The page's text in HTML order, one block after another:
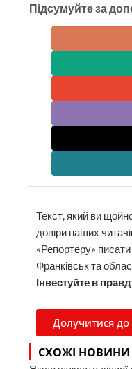
«Репортеру» писати
Франківськ та
Інвестуйте в
Долучитися до
Якщо шукаєте дієвої
екскурсії про